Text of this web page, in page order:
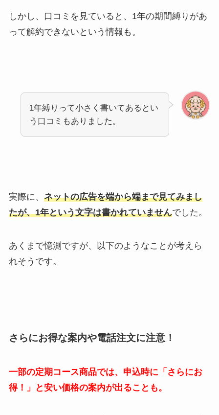
しかし、口コミを見ていると、1年の期間縛りがあ
って解約できないという情報も。
1年縛りって小さく書いてあるとい
う口コミもありました。
実際に、 ネットの広告を端から端まで見てみまし
たが、1年という文字は書かれていませんでした。
あくまで憶測ですが、以下のようなことが考えら
れそうです。
さらにお得な案内や電話注文に注意！
一部の定期コース商品では、申込時に「さらにお
得！」と安い価格の案内が出ることも。